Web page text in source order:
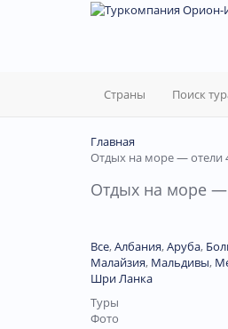
Страны Поиск
Главная
Отдых на море — отели
Отдых на море —
Все,Албания,Аруба,
Малайзия, Мальдивы,
Шри Ланка
Туры
Фото